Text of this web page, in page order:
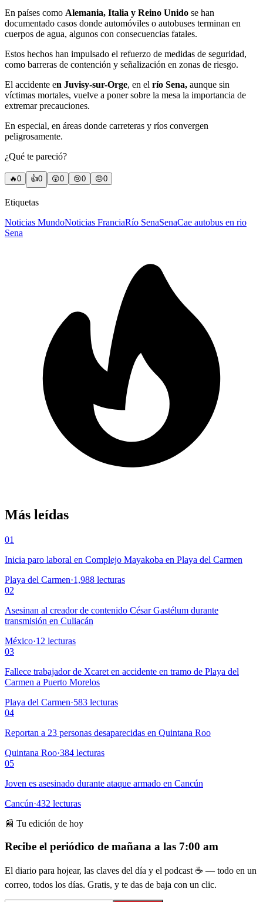
En países como Alemania, Italia y Reino Unido se han
documentado casos donde automóviles o autobuses terminan en
cuerpos de agua, algunos con consecuencias fatales.
Estos hechos han impulsado el refuerzo de medidas de seguridad,
como barreras de contención y señalización en zonas de riesgo.
El accidente en Juvisy-sur-Orge, en el río Sena, aunque sin
víctimas mortales, vuelve a poner sobre la mesa la importancia de
extremar precauciones.
En especial, en áreas donde carreteras y ríos convergen
peligrosamente.
¿Qué te pareció?
🔥0 👍0 😲0 😢0 😠0
Etiquetas
Noticias MundoNoticias FranciaRío SenaSenaCae autobus en rio
Sena
Más leídas
01
Inicia paro laboral en Complejo Mayakoba en Playa del Carmen
Playa del Carmen·1,988 lecturas
02
Asesinan al creador de contenido César Gastélum durante
transmisión en Culiacán
México·12 lecturas
03
Fallece trabajador de Xcaret en accidente en tramo de Playa del
Carmen a Puerto Morelos
Playa del Carmen·583 lecturas
04
Reportan a 23 personas desaparecidas en Quintana Roo
Quintana Roo·384 lecturas
05
Joven es asesinado durante ataque armado en Cancún
Cancún·432 lecturas
📰 Tu edición de hoy
Recibe el periódico de mañana a las 7:00 am
El diario para hojear, las claves del día y el podcast ☕ — todo en un
correo, todos los días. Gratis, y te das de baja con un clic.